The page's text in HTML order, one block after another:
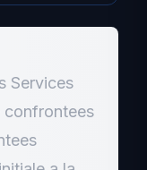
Services
confrontees